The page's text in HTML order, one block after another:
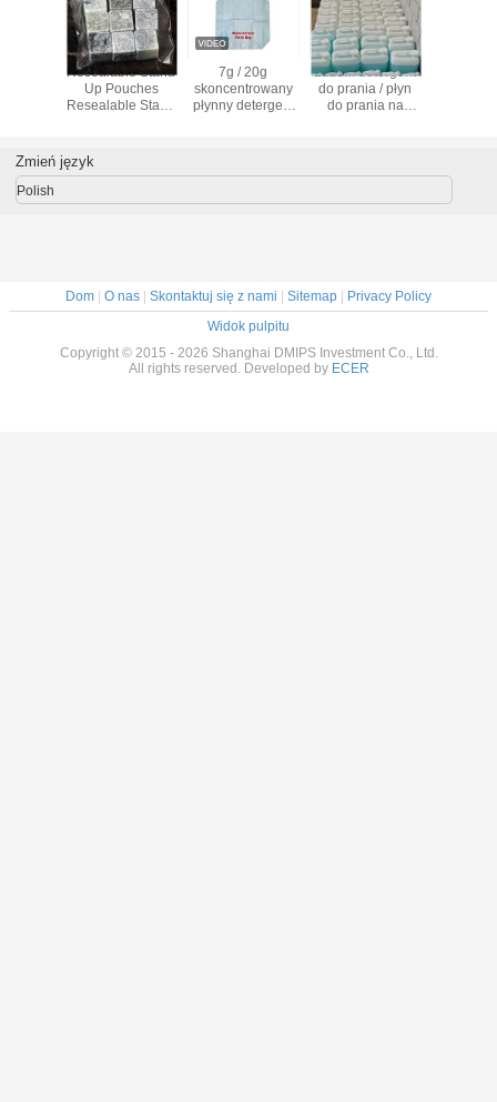
na sok
wino
Resealable Stand
Up Pouches
Resealable Stand
7g / 20g
skoncentrowany
płynny detergent
Luzem detergent
do prania / płyn
do prania na
Zmień język
Polish
Dom | O nas | Skontaktuj się z nami | Sitemap | Privacy Policy
Widok pulpitu
Copyright © 2015 - 2026 Shanghai DMIPS Investment Co., Ltd.
All rights reserved. Developed by ECER